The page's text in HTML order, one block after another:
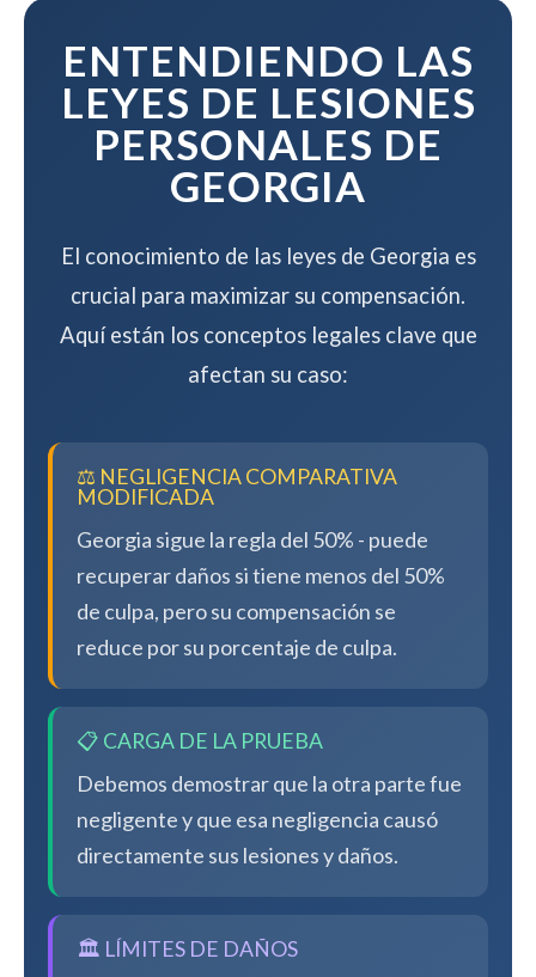
ENTENDIENDO LAS
LEYES DE LESIONES
PERSONALES DE
GEORGIA
El conocimiento de las leyes de Georgia es
crucial para maximizar su compensación.
Aquí están los conceptos legales clave que
afectan su caso:
⚖️ NEGLIGENCIA COMPARATIVA
MODIFICADA
Georgia sigue la regla del 50% - puede
recuperar daños si tiene menos del 50%
de culpa, pero su compensación se
reduce por su porcentaje de culpa.
📋 CARGA DE LA PRUEBA
Debemos demostrar que la otra parte fue
negligente y que esa negligencia causó
directamente sus lesiones y daños.
🏛️ LÍMITES DE DAÑOS